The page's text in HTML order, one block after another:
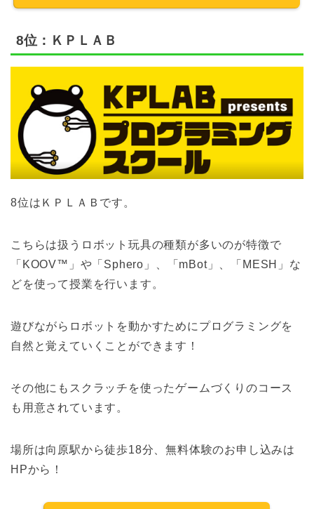
8位：ＫＰＬＡＢ
8位はＫＰＬＡＢです。
こちらは扱うロボット玩具の種類が多いのが特徴で
「KOOV™」や「Sphero」、「mBot」、「MESH」な
どを使って授業を行います。
遊びながらロボットを動かすためにプログラミングを
自然と覚えていくことができます！
その他にもスクラッチを使ったゲームづくりのコース
も用意されています。
場所は向原駅から徒歩18分、無料体験のお申し込みは
HPから！